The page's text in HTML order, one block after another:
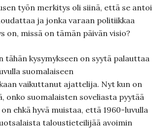
työn merkitys oli siinä, että se antoi
ja jonka varaan politiikkaa
on, missä on tämän päivän visio?
tähän kysymykseen on syytä palauttaa
suomalaiseen
vaikuttanut ajattelija. Nyt kun on
onko suomalaisten soveliasta pyytää
ehkä hyvä muistaa, että 1960-luvulla
taloustieteilijää avoimin